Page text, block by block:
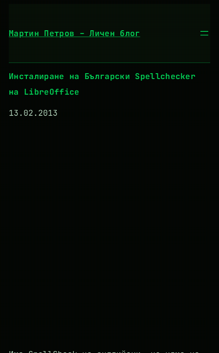
Мартин Петров – Личен блог
Инсталиране на Български Spellchecker
на LibreOffice
13.02.2013